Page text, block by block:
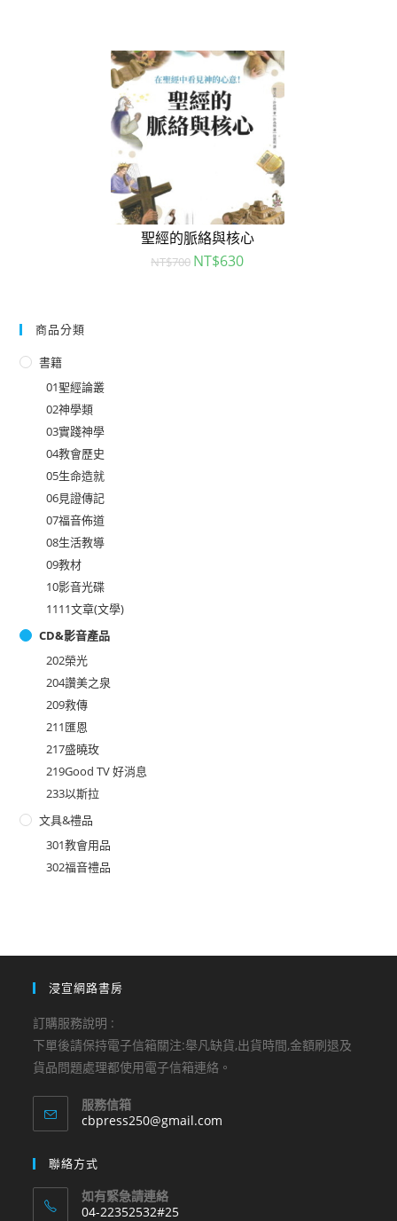
聖經的脈絡與核心
NT$700 NT$630
商品分類
書籍
01聖經論叢
02神學類
03實踐神學
04教會歷史
05生命造就
06見證傳記
07福音佈道
08生活教導
09教材
10影音光碟
1111文章(文學)
CD&影音產品
202榮光
204讚美之泉
209救傳
211匯恩
217盛曉玫
219Good TV 好消息
233以斯拉
文具&禮品
301教會用品
302福音禮品
浸宣網路書房
訂購服務說明 :
下單後請保持電子信箱關注:舉凡缺貨,出貨時間,金額刷退及
貨品問題處理都使用電子信箱連絡。
服務信箱
cbpress250@gmail.com
聯絡方式
如有緊急請連絡
04-22352532#25